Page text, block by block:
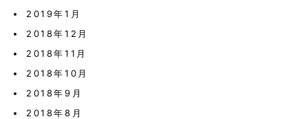
2019年1月
2018年12月
2018年11月
2018年10月
2018年9月
2018年8月